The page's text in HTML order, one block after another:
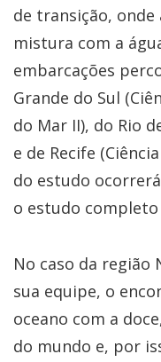
de transição, onde
mistura com a
embarcações
Grande do Sul
do Mar II), do Rio
e de Recife
do estudo
o estudo completo
No caso da região
sua equipe, o
oceano com a
do mundo e, por